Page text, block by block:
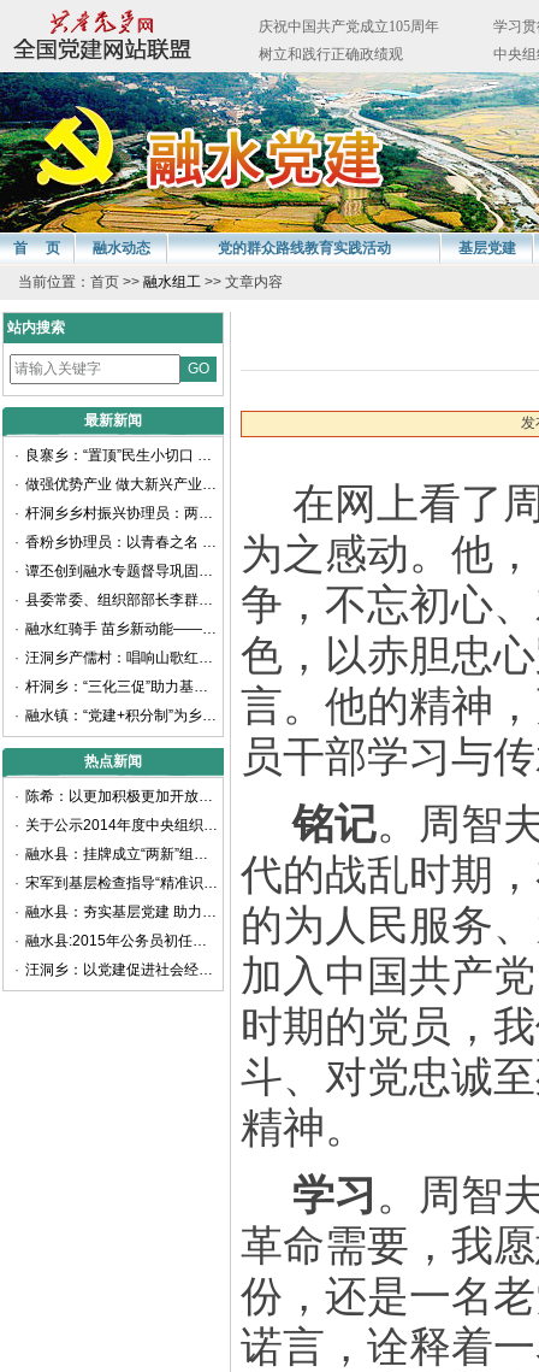
首 页 融水动态 党的群众路线教育实践活动
基层党建
当前位置：首页 >> 融水组工 >> 文章内容
站内搜索
最新新闻
·
良寨乡：“置顶”民生小切口 谱写振兴新画卷
·
做强优势产业 做大新兴产业——聚焦柳州工业高质量发展访融水苗族自治县委书记周峰
·
杆洞乡乡村振兴协理员：两年耕耘路，他们交出乡村振兴满意卷
·
香粉乡协理员：以青春之名 书写乡村振兴新篇章
·
谭丕创到融水专题督导巩固拓展脱贫攻坚成果同乡村振兴有效衔接工作
·
县委常委、组织部部长李群生深入大浪镇、白云乡考察调研
·
融水红骑手 苗乡新动能——融水首家新业态新就业群体党支部揭牌成立
·
汪洞乡产儒村：唱响山歌红色旋律 谱写乡村振兴之曲
·
杆洞乡：“三化三促”助力基层党建提质增效
·
融水镇：“党建+积分制”为乡村治理赋能增效
热点新闻
·
陈希：以更加积极更加开放更加有效的人才政策 聚天下英才而用之
·
关于公示2014年度中央组织部代中央管理党费收支情况的通知
·
融水县：挂牌成立“两新”组织党工委
·
宋军到基层检查指导“精准识别”工作
·
融水县：夯实基层党建 助力精准扶贫
·
融水县:2015年公务员初任培训班开班
·
汪洞乡：以党建促进社会经济快速发展
发
在网上看了
为之感动。他，
争，不忘初心
色，以赤胆忠
言。他的精神
员干部学习与
铭记。周智
代的战乱时期
的为人民服务
加入中国共产
时期的党员，
斗、对党忠诚
精神。
学习 。周智
革命需要，我
份，还是一名
诺言，诠释着